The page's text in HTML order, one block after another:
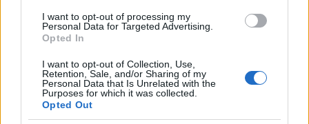
I want to opt-out of processing my
Personal Data for Targeted Advertising.
Opted In
I want to opt-out of Collection, Use,
Retention, Sale, and/or Sharing of my
Personal Data that Is Unrelated with the
Purposes for which it was collected.
Opted Out
Az átlag magyar erdőtulajdonos/erdőgazdálkodó
semennyit sem foglalkozik olyan „apróságokkal”,
Minél többet vágni, minél olcsóbban felújítani. ez az
átlag hozzáállása, ezért nem szabad a lovak közé
dobni a gyeplőt. Nyilván, ahogy minden más
területen is, a többség miatt a tisztességesek is